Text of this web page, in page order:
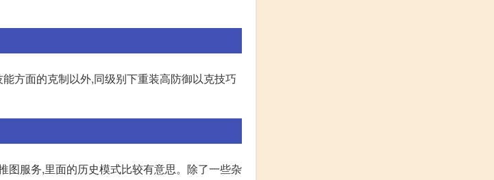
方面的克制以外,同级别下重装高防御以克技巧
图服务,里面的历史模式比较有意思。除了一些杂